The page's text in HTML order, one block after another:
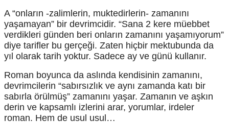
A “onların -zalimlerin, muktedirlerin- zamanını
yaşamayan” bir devrimcidir. “Sana 2 kere müebbet
verdikleri günden beri onların zamanını yaşamıyorum”
diye tarifler bu gerçeği. Zaten hiçbir mektubunda da
yıl olarak tarih yoktur. Sadece ay ve günü kullanır.
Roman boyunca da aslında kendisinin zamanını,
devrimcilerin “sabırsızlık ve aynı zamanda katı bir
sabırla örülmüş” zamanını yaşar. Zamanın ve aşkın
derin ve kapsamlı izlerini arar, yorumlar, irdeler
roman. Hem de usul usul…